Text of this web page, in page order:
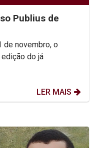
Publius de
de novembro, o
do já
LER MAIS